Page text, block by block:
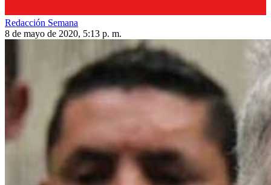
Redacción Semana
8 de mayo de 2020, 5:13 p. m.